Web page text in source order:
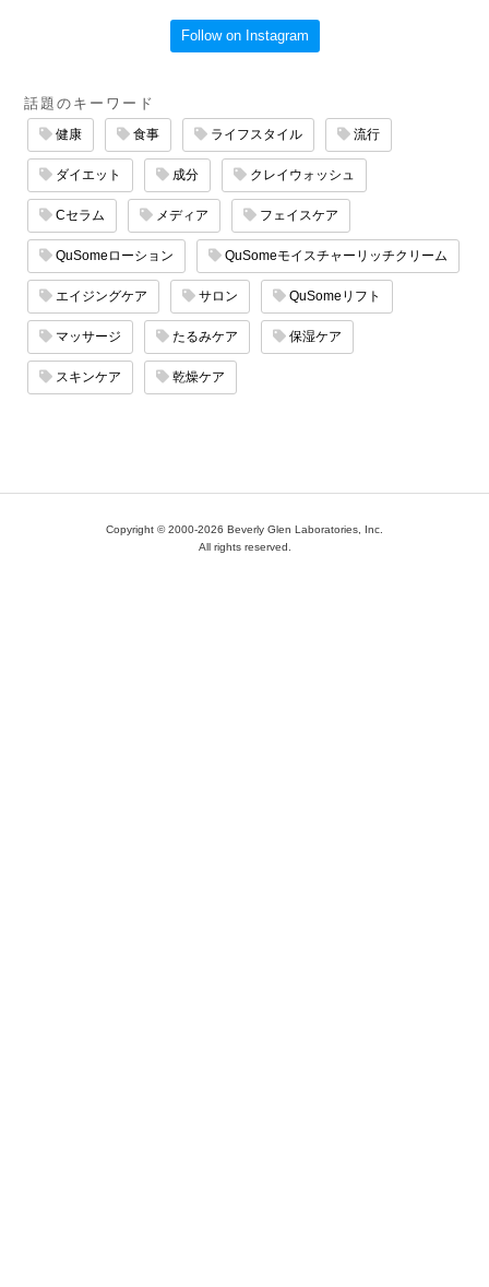
Follow on Instagram
話題のキーワード
健康 食事 ライフスタイル 流行
ダイエット 成分 クレイウォッシュ
Cセラム メディア フェイスケア
QuSomeローション QuSomeモイスチャーリッチクリーム
エイジングケア サロン QuSomeリフト
マッサージ たるみケア 保湿ケア
スキンケア 乾燥ケア
Copyright © 2000-2026 Beverly Glen Laboratories, Inc.
All rights reserved.